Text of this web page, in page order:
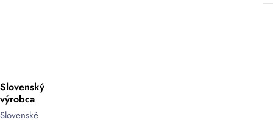
nadmerný
hluk
pri
Slovenský
výrobca
Slovenské